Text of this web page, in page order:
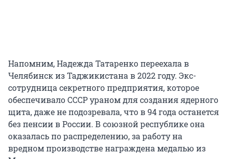
Напомним, Надежда Татаренко переехала в
Челябинск из Таджикистана в 2022 году. Экс-
сотрудница секретного предприятия, которое
обеспечивало СССР ураном для создания ядерного
щита, даже не подозревала, что в 94 года останется
без пенсии в России. В союзной республике она
оказалась по распределению, за работу на
вредном производстве награждена медалью из